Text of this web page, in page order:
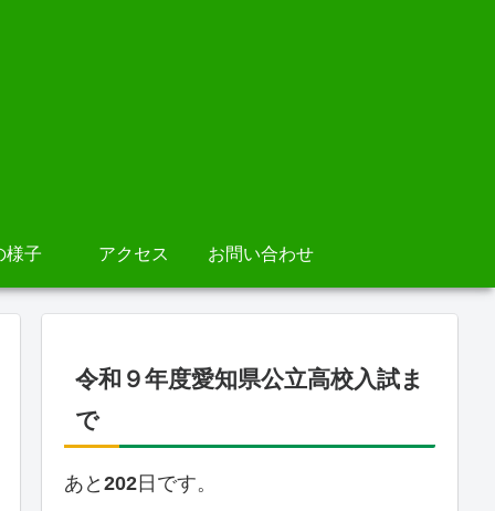
様子 アクセス お問い合わせ
令和９年度愛知県公立高校入試ま
で
あと 202 日です。